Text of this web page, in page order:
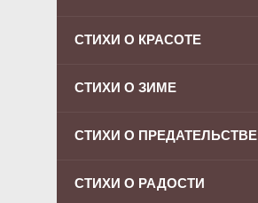
СТИХИ О КРАСОТЕ
СТИХИ О ЗИМЕ
СТИХИ О ПРЕДАТЕЛЬСТВЕ
СТИХИ О РАДОСТИ